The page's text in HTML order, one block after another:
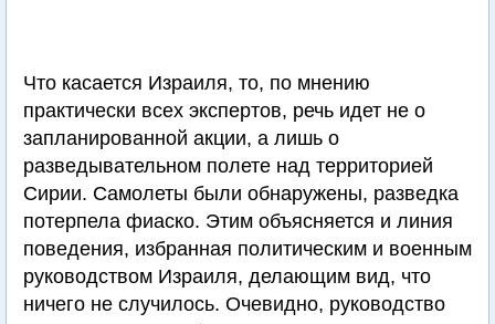
Что касается Израиля, то, по мнению
практически всех экспертов, речь идет не о
запланированной акции, а лишь о
разведывательном полете над территорией
Сирии. Самолеты были обнаружены, разведка
потерпела фиаско. Этим объясняется и линия
поведения, избранная политическим и военным
руководством Израиля, делающим вид, что
ничего не случилось. Очевидно, руководство